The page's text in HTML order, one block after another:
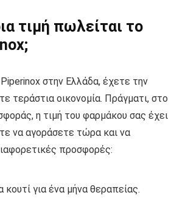
τιμή πωλείται το
στην Ελλάδα, έχετε την
τεράστια οικονομία. Πράγματι, στο
η τιμή του φαρμάκου σας έχει
να αγοράσετε τώρα και να
προσφορές:
κουτί για ένα μήνα θεραπείας.